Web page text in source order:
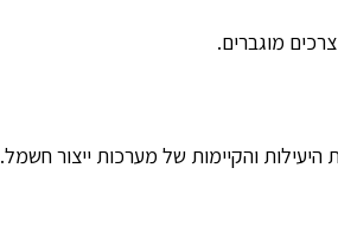
מוגברים.
והקיימות של מערכות ייצור חשמל.